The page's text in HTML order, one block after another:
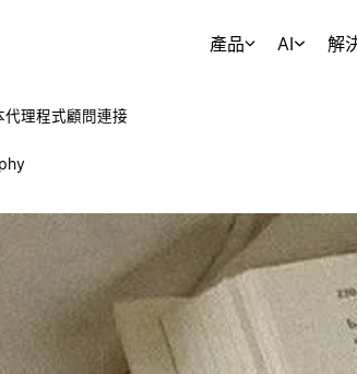
產品 AI 解
代理程式顧問連接